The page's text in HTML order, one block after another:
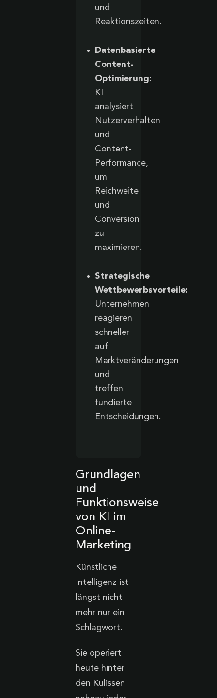
und
Reaktionszeiten.
Datenbasierte
Content-
Optimierung:
KI
analysiert
Nutzerverhalten
und
Content-
Performance,
um
Reichweite
und
Conversion
zu
maximieren.
Strategische
Wettbewerbsvorteile:
Unternehmen
reagieren
schneller
auf
Marktveränderungen
und
treffen
fundierte
Entscheidungen.
Grundlagen
und
Funktionsweise
von KI im
Online-
Marketing
Künstliche
Intelligenz ist
längst nicht
mehr nur ein
Schlagwort.
Sie operiert
heute hinter
den Kulissen